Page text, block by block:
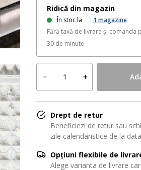
Ridică din magazin
În stoc la 1 magazine
Fără taxă de livrare și comanda
30 de minute
Drept de retur
Beneficiezi de retur sau
zile calendaristice de la
Opțiuni flexibile de
Alege varianta de livrare